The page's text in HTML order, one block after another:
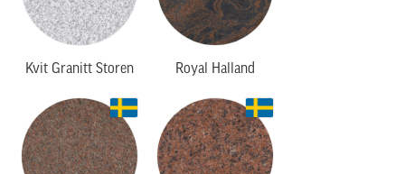
Kvit Granitt Storen Royal Halland